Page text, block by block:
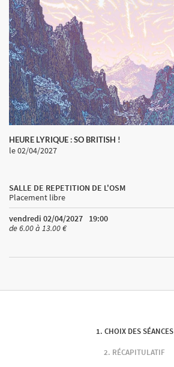
HEURE LYRIQUE : SO BRITISH !
le 02/04/2027
SALLE DE REPETITION DE L'OSM
Placement libre
vendredi 02/04/2027
19:00
de 6.00 à 13.00 €
CHOIX DES SÉANCES
RÉCAPITULATIF